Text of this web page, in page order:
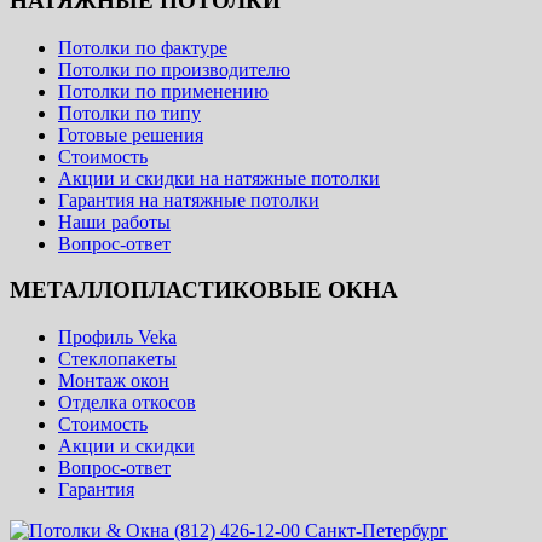
Потолки по фактуре
Потолки по производителю
Потолки по применению
Потолки по типу
Готовые решения
Стоимость
Акции и скидки на натяжные потолки
Гарантия на натяжные потолки
Наши работы
Вопрос-ответ
МЕТАЛЛОПЛАСТИКОВЫЕ ОКНА
Профиль Veka
Стеклопакеты
Монтаж окон
Отделка откосов
Стоимость
Акции и скидки
Вопрос-ответ
Гарантия